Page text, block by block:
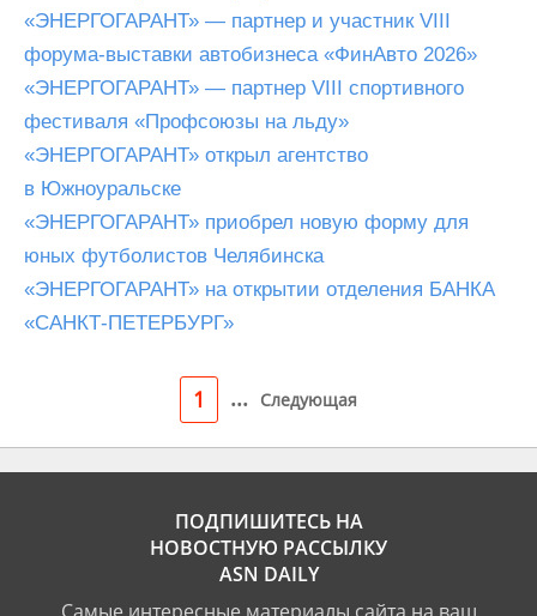
«ЭНЕРГОГАРАНТ» — партнер и участник VIII
форума-выставки автобизнеса «ФинАвто 2026»
«ЭНЕРГОГАРАНТ» — партнер VIII спортивного
фестиваля «Профсоюзы на льду»
«ЭНЕРГОГАРАНТ» открыл агентство
в Южноуральске
«ЭНЕРГОГАРАНТ» приобрел новую форму для
юных футболистов Челябинска
«ЭНЕРГОГАРАНТ» на открытии отделения БАНКА
«САНКТ-ПЕТЕРБУРГ»
1 ... Следующая
ПОДПИШИТЕСЬ НА
НОВОСТНУЮ РАССЫЛКУ
ASN DAILY